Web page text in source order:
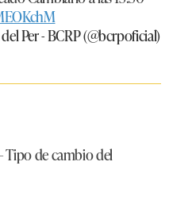
Per - BCRP (@bcrpoficial)
Tipo de cambio del